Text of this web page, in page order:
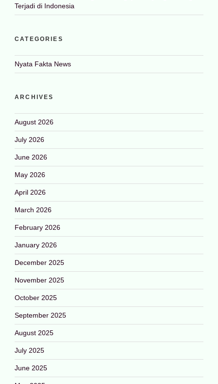
Terjadi di Indonesia
CATEGORIES
Nyata Fakta News
ARCHIVES
August 2026
July 2026
June 2026
May 2026
April 2026
March 2026
February 2026
January 2026
December 2025
November 2025
October 2025
September 2025
August 2025
July 2025
June 2025